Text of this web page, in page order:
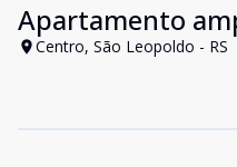
Apartamento
Centro, São Leopoldo - RS